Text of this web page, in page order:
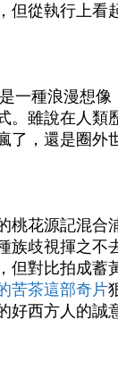
但從執行上看
一種浪漫想像
。雖說在人類
了，還是圈外
桃花源記混合
族歧視揮之不
但對比拍成蓄
苦茶這部奇片
好西方人的誠